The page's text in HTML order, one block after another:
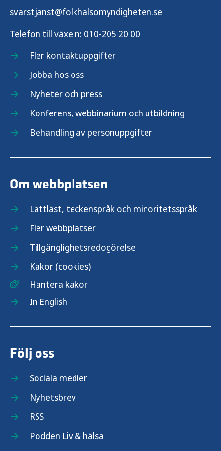
svarstjanst@folkhalsomyndigheten.se
Telefon till växeln: 010-205 20 00
Fler kontaktuppgifter
Jobba hos oss
Nyheter och press
Konferens, webbinarium och utbildning
Behandling av personuppgifter
Om webbplatsen
Lättläst, teckenspråk och minoritetsspråk
Fler webbplatser
Tillgänglighetsredogörelse
Kakor (cookies)
Hantera kakor
In English
Följ oss
Sociala medier
Nyhetsbrev
RSS
Podden Liv & hälsa